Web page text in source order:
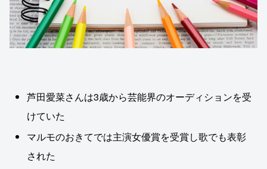
芦田愛菜さんは3歳から芸能界のオーディションを受
けていた
マルモのおきてでは主演女優賞を受賞し歌でも表彰
された